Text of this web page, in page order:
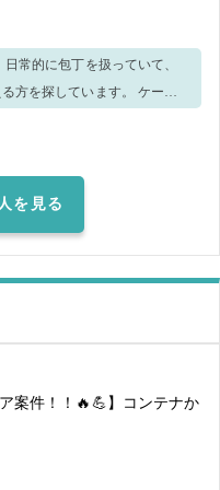
常的に包丁を扱っていて、
方を探しています。 ケーキ
手が
ざいます。 ご了承ください
を見る
案件！！🔥💪】コンテナか